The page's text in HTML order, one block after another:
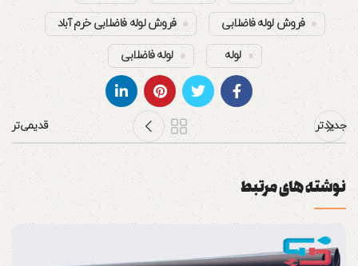
فروش لوله فاضلابی فروش لوله فاضلابی خرم آباد
لوله لوله فاضلابی
جدیدتر قدیمی‌تر
نوشته های مرتبط